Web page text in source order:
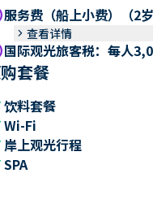
服务费（船上小费）（2岁
keyboard_arrow_right 查看详情
国际观光旅客税：每人
套餐
饮料套餐
Wi-Fi
岸上观光行程
SPA